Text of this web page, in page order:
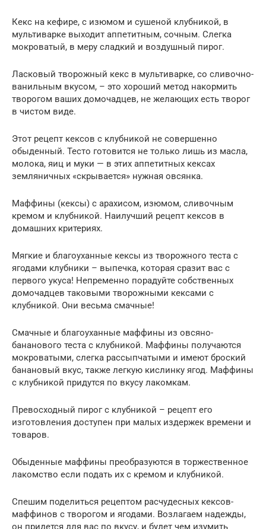
Кекс на кефире, с изюмом и сушеной клубникой, в
мультиварке выходит аппетитным, сочным. Слегка
мокроватый, в меру сладкий и воздушный пирог.
Ласковый творожный кекс в мультиварке, со сливочно-
ванильным вкусом, – это хороший метод накормить
творогом ваших домочадцев, не желающих есть творог
в чистом виде.
Этот рецепт кексов с клубникой не совершенно
обыденный. Тесто готовится не только лишь из масла,
молока, яиц и муки — в этих аппетитных кексах
земляничных «скрывается» нужная овсянка.
Маффины (кексы) с арахисом, изюмом, сливочным
кремом и клубникой. Наилучший рецепт кексов в
домашних критериях.
Мягкие и благоуханные кексы из творожного теста с
ягодами клубники – выпечка, которая сразит вас с
первого укуса! Непременно порадуйте собственных
домочадцев таковыми творожными кексами с
клубникой. Они весьма смачные!
Смачные и благоуханные маффины из овсяно-
бананового теста с клубникой. Маффины получаются
мокроватыми, слегка рассыпчатыми и имеют броский
банановый вкус, также легкую кислинку ягод. Маффины
с клубникой придутся по вкусу лакомкам.
Превосходный пирог с клубникой – рецепт его
изготовления доступен при малых издержек времени и
товаров.
Обыденные маффины преобразуются в торжественное
лакомство если подать их с кремом и клубникой.
Спешим поделиться рецептом расчудесных кексов-
маффинов с творогом и ягодами. Возлагаем надежды,
он придется для вас по вкусу, и будет чем изумить